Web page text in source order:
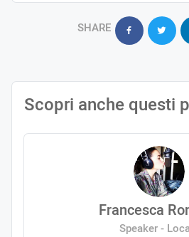
SHARE
Scopri anche questi
Francesca
Speaker -